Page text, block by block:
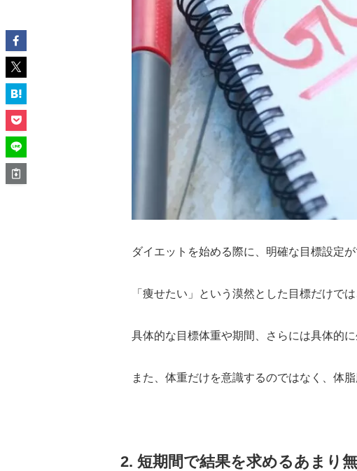
ダイエットを始める際に、明確な目標設定
「痩せたい」という漠然とした目標だけで
具体的な目標体重や期間、さらには具体的
また、体重だけを意識するのではなく、体
2. 短期間で結果を求めるあまり